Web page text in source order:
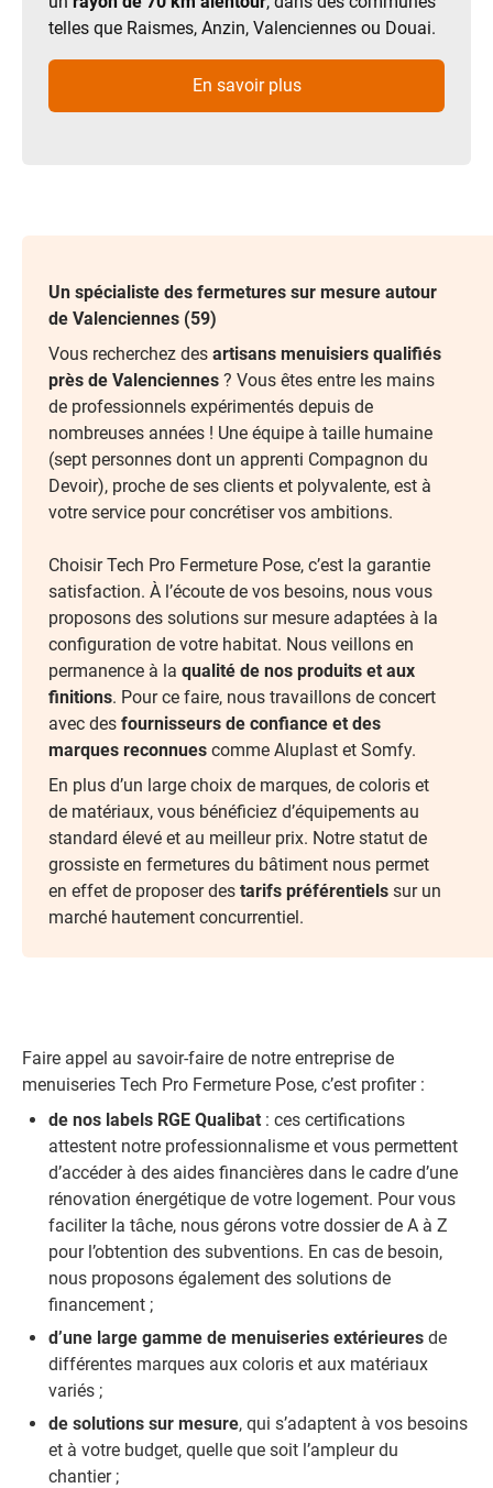
telles que Raismes, Anzin, Valenciennes ou Douai.
En savoir plus
Un spécialiste des fermetures sur mesure autour
de Valenciennes (59)
Vous recherchez des artisans menuisiers qualifiés
près de Valenciennes ? Vous êtes entre les mains
de professionnels expérimentés depuis de
nombreuses années ! Une équipe à taille humaine
(sept personnes dont un apprenti Compagnon du
Devoir), proche de ses clients et polyvalente, est à
votre service pour concrétiser vos ambitions.
Choisir Tech Pro Fermeture Pose, c’est la garantie
satisfaction. À l’écoute de vos besoins, nous vous
proposons des solutions sur mesure adaptées à la
configuration de votre habitat. Nous veillons en
permanence à la qualité de nos produits et aux
finitions. Pour ce faire, nous travaillons de concert
avec des fournisseurs de confiance et des
marques reconnues comme Aluplast et Somfy.
En plus d’un large choix de marques, de coloris et
de matériaux, vous bénéficiez d’équipements au
standard élevé et au meilleur prix. Notre statut de
grossiste en fermetures du bâtiment nous permet
en effet de proposer des tarifs préférentiels sur un
marché hautement concurrentiel.
Faire appel au savoir-faire de notre entreprise de
menuiseries Tech Pro Fermeture Pose, c’est profiter :
de nos labels RGE Qualibat : ces certifications
attestent notre professionnalisme et vous permettent
d’accéder à des aides financières dans le cadre d’une
rénovation énergétique de votre logement. Pour vous
faciliter la tâche, nous gérons votre dossier de A à Z
pour l’obtention des subventions. En cas de besoin,
nous proposons également des solutions de
financement ;
d’une large gamme de menuiseries extérieures de
différentes marques aux coloris et aux matériaux
variés ;
de solutions sur mesure, qui s’adaptent à vos besoins
et à votre budget, quelle que soit l’ampleur du
chantier ;